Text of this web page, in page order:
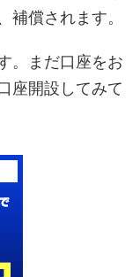
補償されます。
。まだ口座をお
座開設してみて